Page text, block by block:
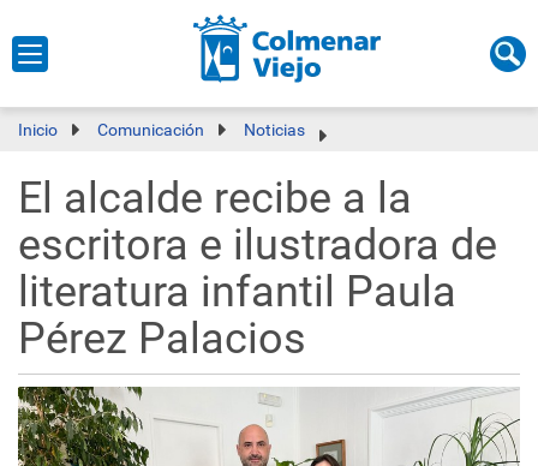
Inicio Comunicación Noticias
El alcalde recibe a la
escritora e ilustradora de
literatura infantil Paula
Pérez Palacios